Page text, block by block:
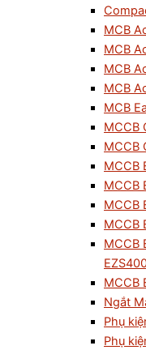
MCB
MCB
MCB
MCB
MCB
MCCB
MCCB
MCCB
MCCB
MCCB
MCCB
MCCB
MCCB
Ngắt
Phụ
Phụ